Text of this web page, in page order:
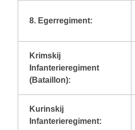
8. Egerregiment:
Krimskij
Infanterieregiment
(Bataillon):
Kurinskij
Infanterieregiment: